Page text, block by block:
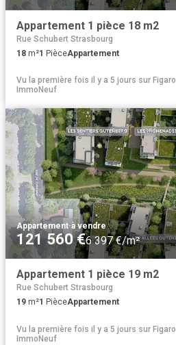
Appartement 1 pièce 18 m2
Rue Schubert Strasbourg
18 m²1 PièceAppartement
Vu la première fois il y a 5 jours sur Figaro
ImmoNeuf
Appartement·à vendre
121 560 €6 397 €/m²
Appartement 1 pièce 19 m2
Rue Schubert Strasbourg
19 m²1 PièceAppartement
Vu la première fois il y a 5 jours sur Figaro
ImmoNeuf